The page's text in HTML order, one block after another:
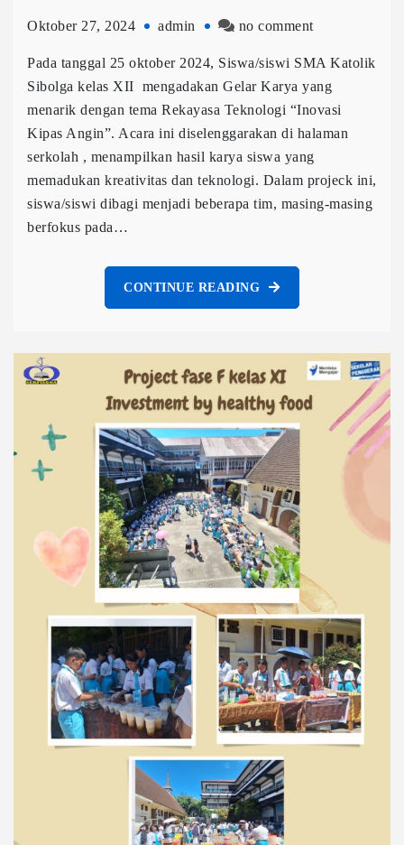
Oktober 27, 2024 admin no comment
Pada tanggal 25 oktober 2024, Siswa/siswi SMA Katolik
Sibolga kelas XII mengadakan Gelar Karya yang
menarik dengan tema Rekayasa Teknologi “Inovasi
Kipas Angin”. Acara ini diselenggarakan di halaman
serkolah , menampilkan hasil karya siswa yang
memadukan kreativitas dan teknologi. Dalam projeck ini,
siswa/siswi dibagi menjadi beberapa tim, masing-masing
berfokus pada…
CONTINUE READING